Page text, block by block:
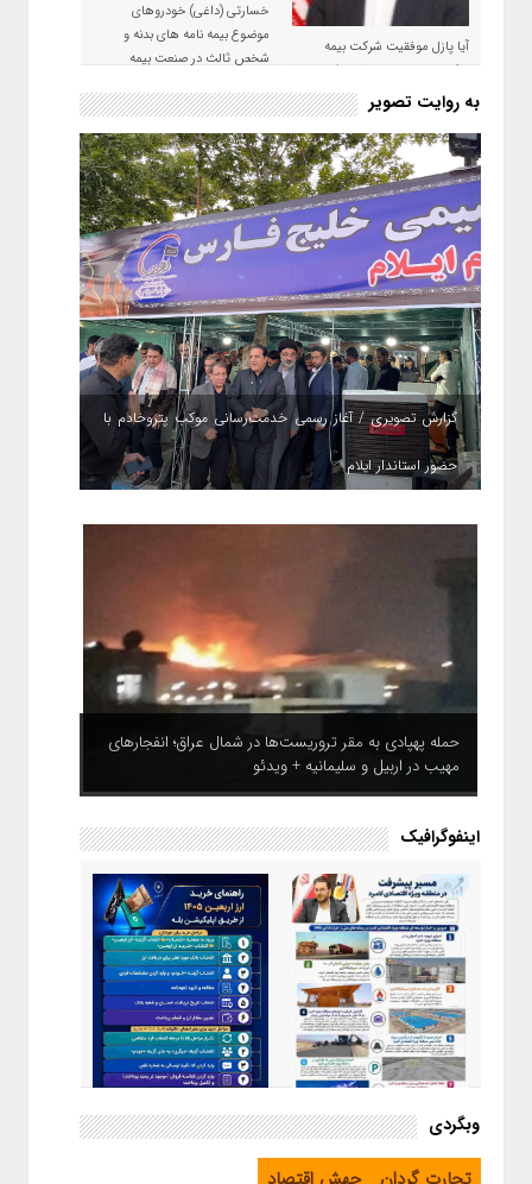
آیا پازل موفقیت شرکت بیمه
حکمت صبا در سال ۱۴۰۵ کامل می
شود؟!
خسارتی (داغی) خودروهای
موضوع بیمه نامه های بدنه و
شخص ثالث در صنعت بیمه
به روایت تصویر
گزارش تصویری / آغاز رسمی خدمت‌رسانی موکب پتروخادم با
حضور استاندار ایلام
حمله پهپادی به مقر تروریست‌ها در شمال عراق؛ انفجارهای
مهیب در اربیل و سلیمانیه + ویدئو
اینفوگرافیک
اینفوگرافیک / مسیر پیشرفت در
اینفوگرافیک / راهنمای خرید ارز
اربعین از طریق اپلیکیشن بله
وبگردی